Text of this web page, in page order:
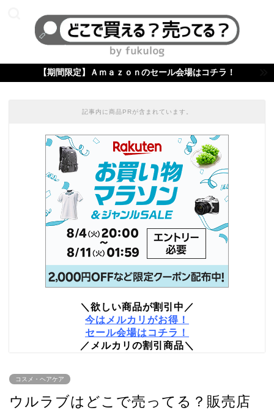
【期間限定】Ａｍａｚｏｎのセール会場はコチラ！
記事内に商品PRが含まれています。
＼欲しい商品が割引中／
今はメルカリがお得！
セール会場はコチラ！
／メルカリの割引商品＼
コスメ・ヘアケア
ウルラブはどこで売ってる？販売店